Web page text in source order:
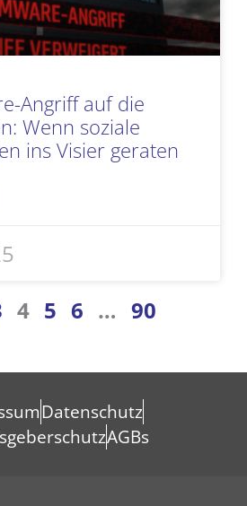
Angriff auf die
Wenn soziale
ins Visier geraten
4 5 6 … 90
Datenschutz
AGBs